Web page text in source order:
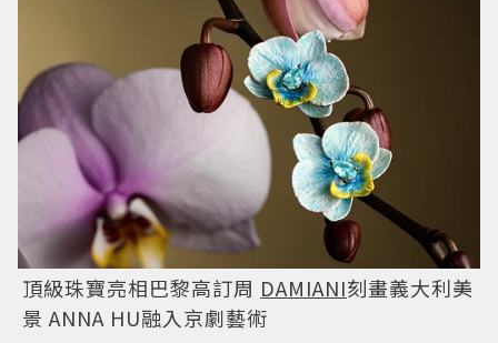
頂級珠寶亮相巴黎高訂周 DAMIANI刻畫義大利美
景 ANNA HU融入京劇藝術